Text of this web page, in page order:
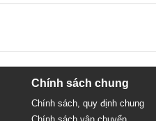
Chính sách chung
Chính sách, quy định chung